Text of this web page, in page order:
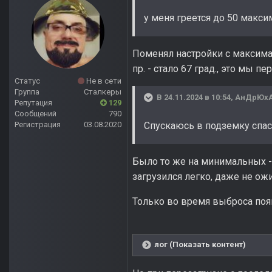
Статус
Не в сети
Группа
Сталкеры
Репутация
129
Сообщений
790
Регистрация
03.08.2020
у меня греется до 50
Поменял настройки с
пр. - стало 67 град., это мы
В 24.11.2024 в 10:54,
Спускаюсь в подземку
Было то же на минимальных
загрузился легко, даже не
Только во время выброса
лог (Показать контент)